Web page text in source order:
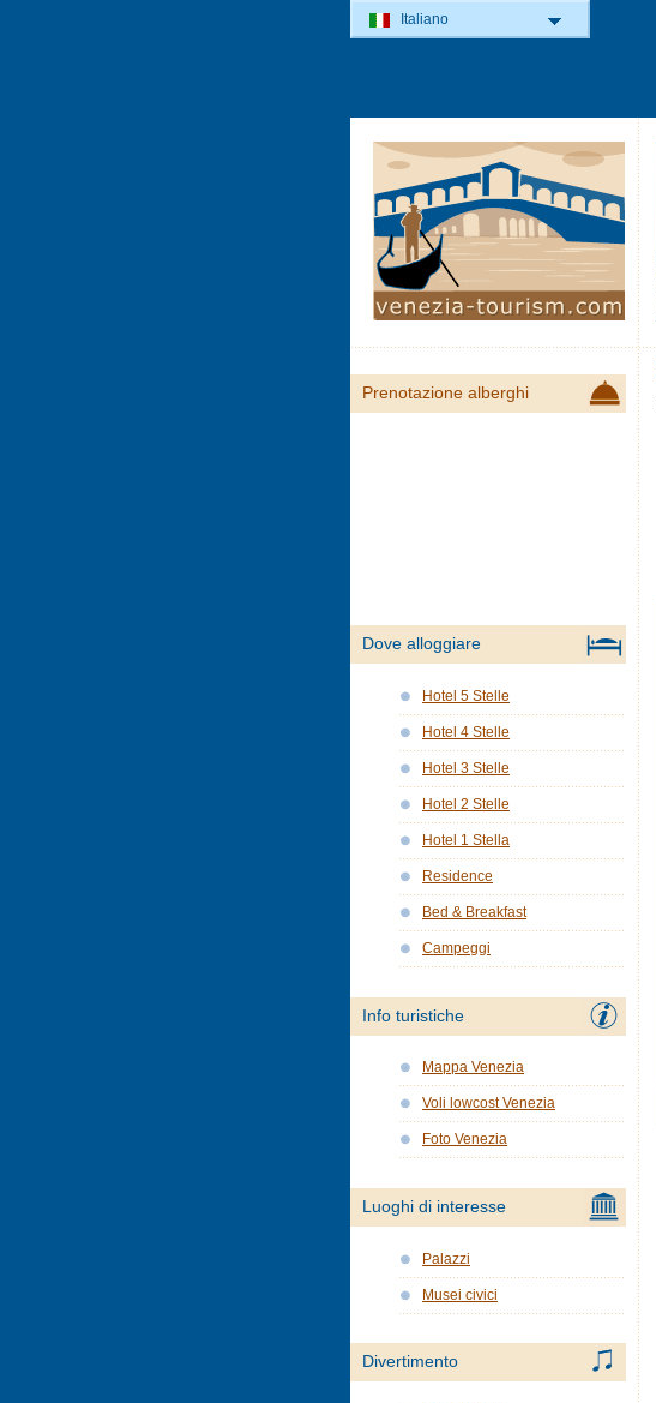
Prenotazione alberghi
Dove alloggiare
Hotel 5 Stelle
Hotel 4 Stelle
Hotel 3 Stelle
Hotel 2 Stelle
Hotel 1 Stella
Residence
Bed & Breakfast
Campeggi
Info turistiche
Mappa Venezia
Voli lowcost Venezia
Foto Venezia
Luoghi di interesse
Palazzi
Musei civici
Divertimento
Italiano